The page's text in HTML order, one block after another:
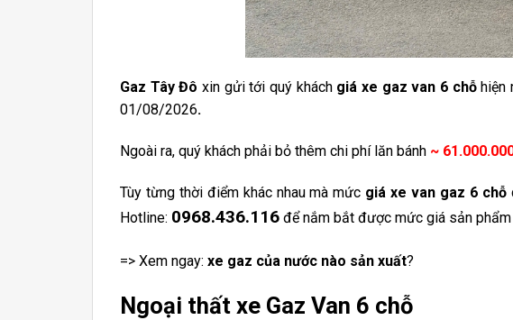
Gaz Tây Đô xin gửi tới quý khách giá xe gaz van 6 chỗ hiện
01/08/2026.
Ngoài ra, quý khách phải bỏ thêm chi phí lăn bánh ~
Tùy từng thời điểm khác nhau mà mức giá xe van gaz 6 chỗ
Hotline: 0968.436.116 để nắm bắt được mức giá sản phẩm
=> Xem ngay: xe gaz của nước nào sản xuất?
Ngoại thất xe Gaz Van 6 chỗ